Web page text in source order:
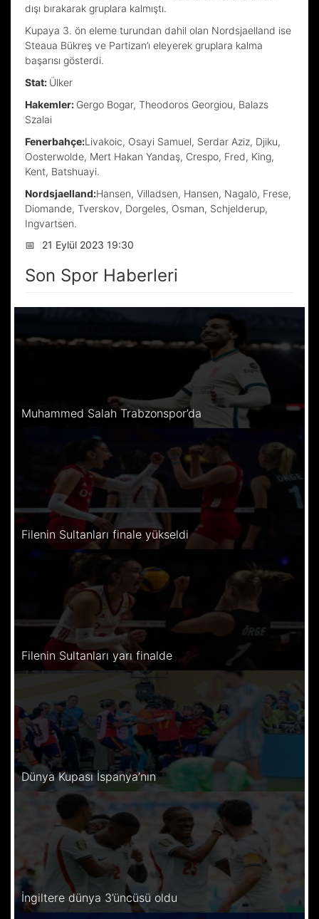
dışı bırakarak gruplara kalmıştı.
Kupaya 3. ön eleme turundan dahil olan Nordsjaelland ise
Steaua Bükreş ve Partizan’ı eleyerek gruplara kalma
başarısı gösterdi.
Stat: Ülker
Hakemler: Gergo Bogar, Theodoros Georgiou, Balazs
Szalai
Fenerbahçe:Livakoic, Osayi Samuel, Serdar Aziz, Djiku,
Oosterwolde, Mert Hakan Yandaş, Crespo, Fred, King,
Kent, Batshuayi.
Nordsjaelland:Hansen, Villadsen, Hansen, Nagalo, Frese,
Diomande, Tverskov, Dorgeles, Osman, Schjelderup,
Ingvartsen.
📅
21 Eylül 2023 19:30
Son Spor Haberleri
Muhammed Salah Trabzonspor’da
Filenin Sultanları finale yükseldi
Filenin Sultanları yarı finalde
Dünya Kupası İspanya’nın
İngiltere dünya 3’üncüsü oldu